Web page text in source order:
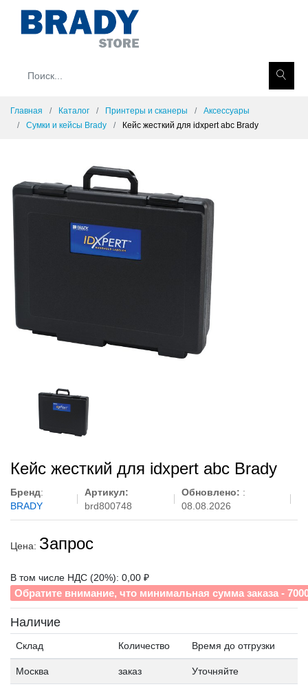
Главная Каталог Принтеры и сканеры
Аксессуары
Сумки и кейсы Brady
Кейс жесткий для idxpert abc Brady
Кейс жесткий для idxpert abc Brady
Бренд:
BRADY
Артикул:
brd800748
Обновлено: :
08.08.2026
Цена: Запрос
В том числе НДС (20%): 0,00 ₽
Обратите внимание, что минимальная сумма заказа -
Наличие
Склад Количество Время до отгрузки
Москва заказ Уточняйте